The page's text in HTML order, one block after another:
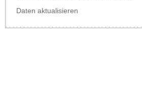
Daten aktualisieren